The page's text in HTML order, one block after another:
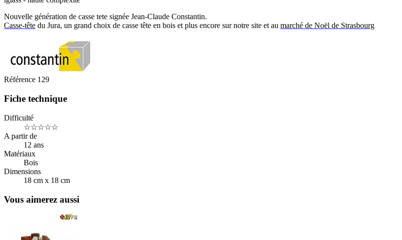
Nouvelle génération de casse tete signée Jean-Claude Constantin.
Casse-tête du Jura, un grand choix de casse tête en bois et plus encore sur notre site et au marché de Noël de Strasbourg
Référence 129
Fiche technique
Difficulté
☆☆☆☆☆
A partir de
12 ans
Matériaux
Bois
Dimensions
18 cm x 18 cm
Vous aimerez aussi